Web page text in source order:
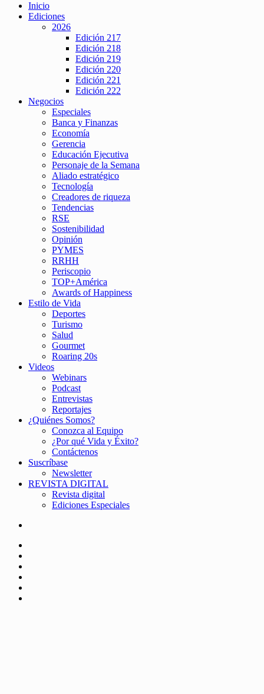
Inicio
Ediciones
2026
Edición 217
Edición 218
Edición 219
Edición 220
Edición 221
Edición 222
Negocios
Especiales
Banca y Finanzas
Economía
Gerencia
Educación Ejecutiva
Personaje de la Semana
Aliado estratégico
Tecnología
Creadores de riqueza
Tendencias
RSE
Sostenibilidad
Opinión
PYMES
RRHH
Periscopio
TOP+América
Awards of Happiness
Estilo de Vida
Deportes
Turismo
Salud
Gourmet
Roaring 20s
Videos
Webinars
Podcast
Entrevistas
Reportajes
¿Quiénes Somos?
Conozca al Equipo
¿Por qué Vida y Éxito?
Contáctenos
Suscríbase
Newsletter
REVISTA DIGITAL
Revista digital
Ediciones Especiales